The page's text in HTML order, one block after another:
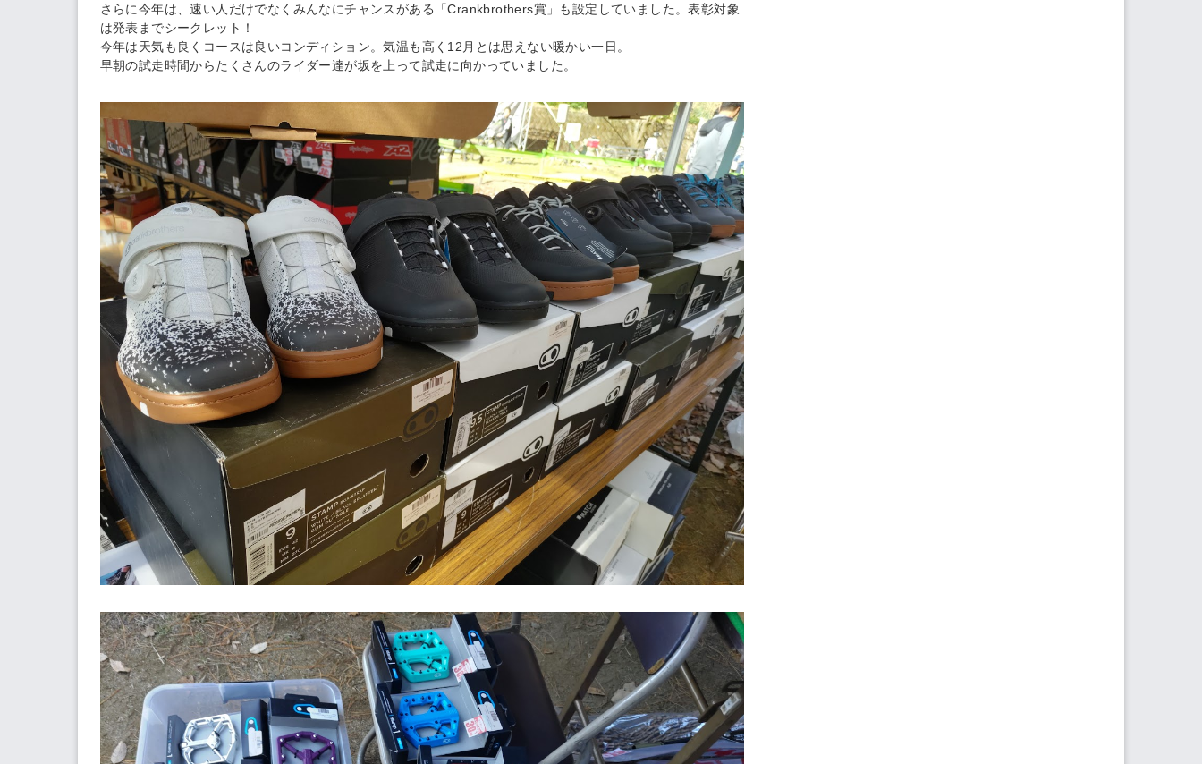
さらに今年は、速い人だけでなくみんなにチャンスがある「Crankbrothers賞」も設定していました。表彰対象
は発表までシークレット！
今年は天気も良くコースは良いコンディション。気温も高く12月とは思えない暖かい一日。
早朝の試走時間からたくさんのライダー達が坂を上って試走に向かっていました。